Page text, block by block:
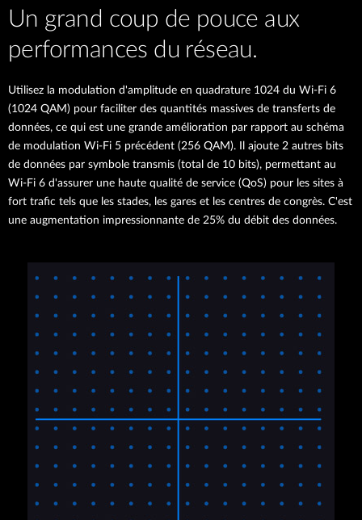
Un grand coup de pouce aux
performances du réseau.
Utilisez la modulation d'amplitude en quadrature 1024 du Wi-Fi 6
(1024 QAM) pour faciliter des quantités massives de transferts de
données, ce qui est une grande amélioration par rapport au schéma
de modulation Wi-Fi 5 précédent (256 QAM). Il ajoute 2 autres bits
de données par symbole transmis (total de 10 bits), permettant au
Wi-Fi 6 d'assurer une haute qualité de service (QoS) pour les sites à
fort trafic tels que les stades, les gares et les centres de congrès. C'est
une augmentation impressionnante de 25% du débit des données.